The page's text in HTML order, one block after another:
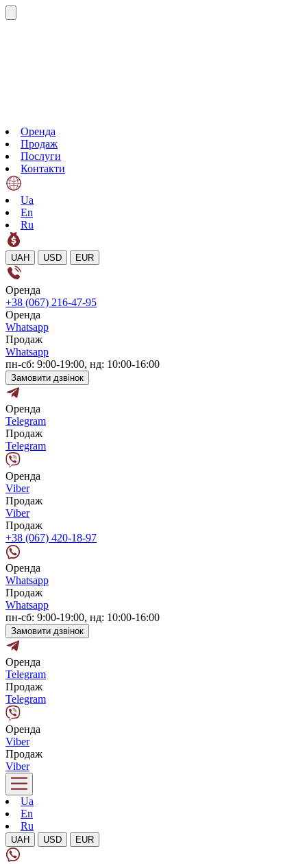
Оренда
Продаж
Послуги
Контакти
Ua
En
Ru
UAH USD EUR
Оренда
+38 (067) 216-47-95
Оренда
Whatsapp
Продаж
Whatsapp
пн-сб: 9:00-19:00, нд: 10:00-16:00
Замовити дзвінок
Оренда
Telegram
Продаж
Telegram
Оренда
Viber
Продаж
Viber
Продаж
+38 (067) 420-18-97
Оренда
Whatsapp
Продаж
Whatsapp
пн-сб: 9:00-19:00, нд: 10:00-16:00
Замовити дзвінок
Оренда
Telegram
Продаж
Telegram
Оренда
Viber
Продаж
Viber
Ua
En
Ru
UAH USD EUR